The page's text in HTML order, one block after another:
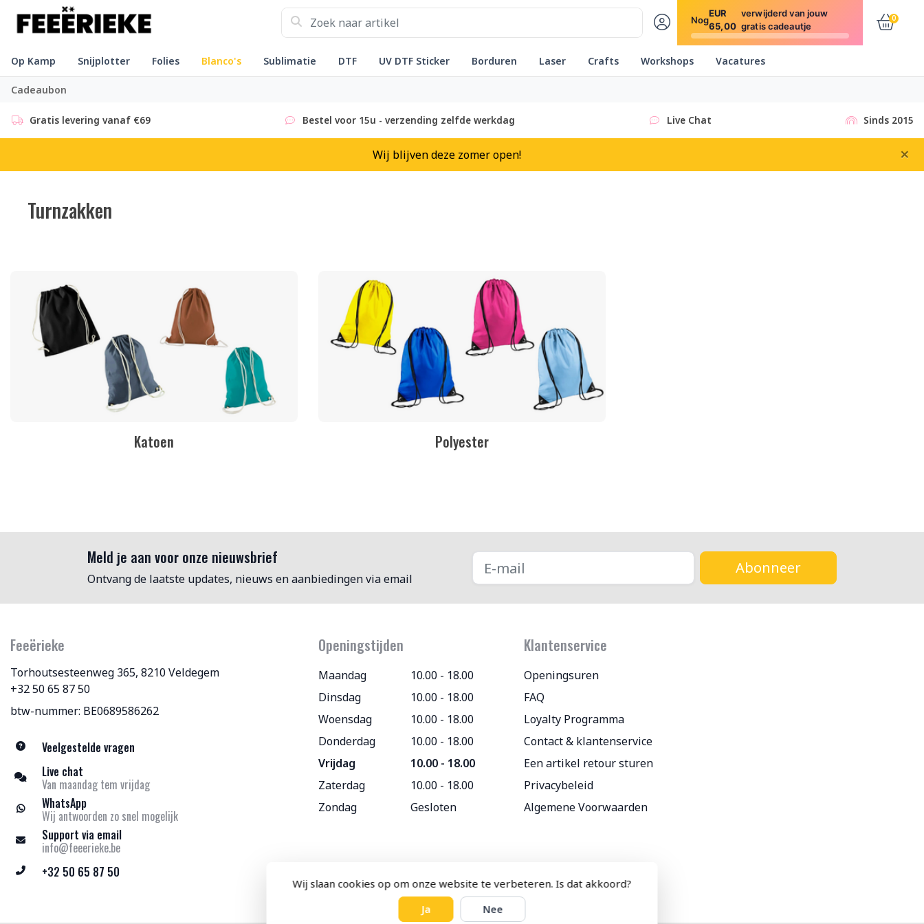
Wij slaan cookies op om onze website te verbeteren. Is dat akkoord?
Ja Nee
Nog
EUR
65,00
verwijderd van jouw
gratis cadeautje
0
Op Kamp Snijplotter Folies Blanco's Sublimatie DTF UV DTF Sticker Borduren Laser Crafts Workshops Vacatures
Cadeaubon
Gratis levering vanaf €69 Bestel voor 15u - verzending zelfde werkdag Live Chat Sinds 2015
Wij blijven deze zomer open! ×
Turnzakken
Katoen Polyester
Meld je aan voor onze nieuwsbrief
Ontvang de laatste updates, nieuws en aanbiedingen via email
Abonneer
Feeërieke
Torhoutsesteenweg 365, 8210 Veldegem
+32 50 65 87 50
btw-nummer: BE0689586262
Veelgestelde vragen
Live chat
Van maandag tem vrijdag
WhatsApp
Wij antwoorden zo snel mogelijk
Support via email
info@feeerieke.be
+32 50 65 87 50
Openingstijden
Maandag
10.00 - 18.00
Dinsdag
10.00 - 18.00
Woensdag
10.00 - 18.00
Donderdag
10.00 - 18.00
Vrijdag
10.00 - 18.00
Zaterdag
10.00 - 18.00
Zondag
Gesloten
Klantenservice
Openingsuren
FAQ
Loyalty Programma
Contact & klantenservice
Een artikel retour sturen
Privacybeleid
Algemene Voorwaarden